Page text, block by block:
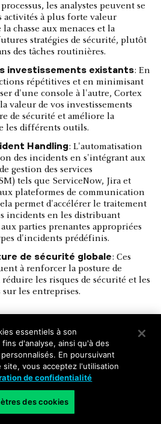
les analystes peuvent se
activités à plus forte valeur
chasse aux menaces et la
stratégies de sécurité, plutôt
des tâches routinières.
investissements existants: En
répétitives et en minimisant
d'une console à l'autre, Cortex
valeur de vos investissements
de sécurité et améliore la
les différents outils.
Handling: L'automatisation
des incidents en s'intégrant aux
gestion des services
tels que ServiceNow, Jira et
plateformes de communication
permet d'accélérer le traitement
incidents en les distribuant
parties prenantes appropriées
d'incidents prédéfinis.
de sécurité globale: Ces
à renforcer la posture de
les risques de sécurité et les
les entreprises.
et les cas
entre les
essentiels à son
d'analyse, ainsi qu'à des
En poursuivant
site, vous acceptez l'utilisation
de confidentialité
des cookies